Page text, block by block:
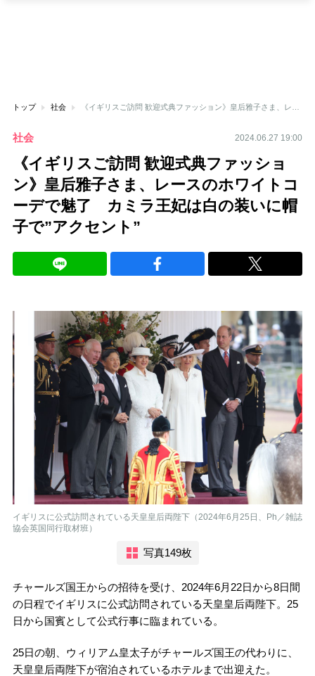
トップ 社会
社会 2024.06.27 19:00
《イギリスご訪問 歓迎式典ファッショ
ン》皇后雅子さま、レースのホワイトコ
ーデで魅了 カミラ王妃は白の装いに帽
子で”アクセント”
イギリスに公式訪問されている天皇皇后両陛下（2024年6月25日、Ph／雑誌
協会英国同行取材班）
写真149枚
チャールズ国王からの招待を受け、2024年6月22日から8日間
の日程でイギリスに公式訪問されている天皇皇后両陛下。25
日から国賓として公式行事に臨まれている。
25日の朝、ウィリアム皇太子がチャールズ国王の代わりに、
天皇皇后両陛下が宿泊されているホテルまで出迎えた。